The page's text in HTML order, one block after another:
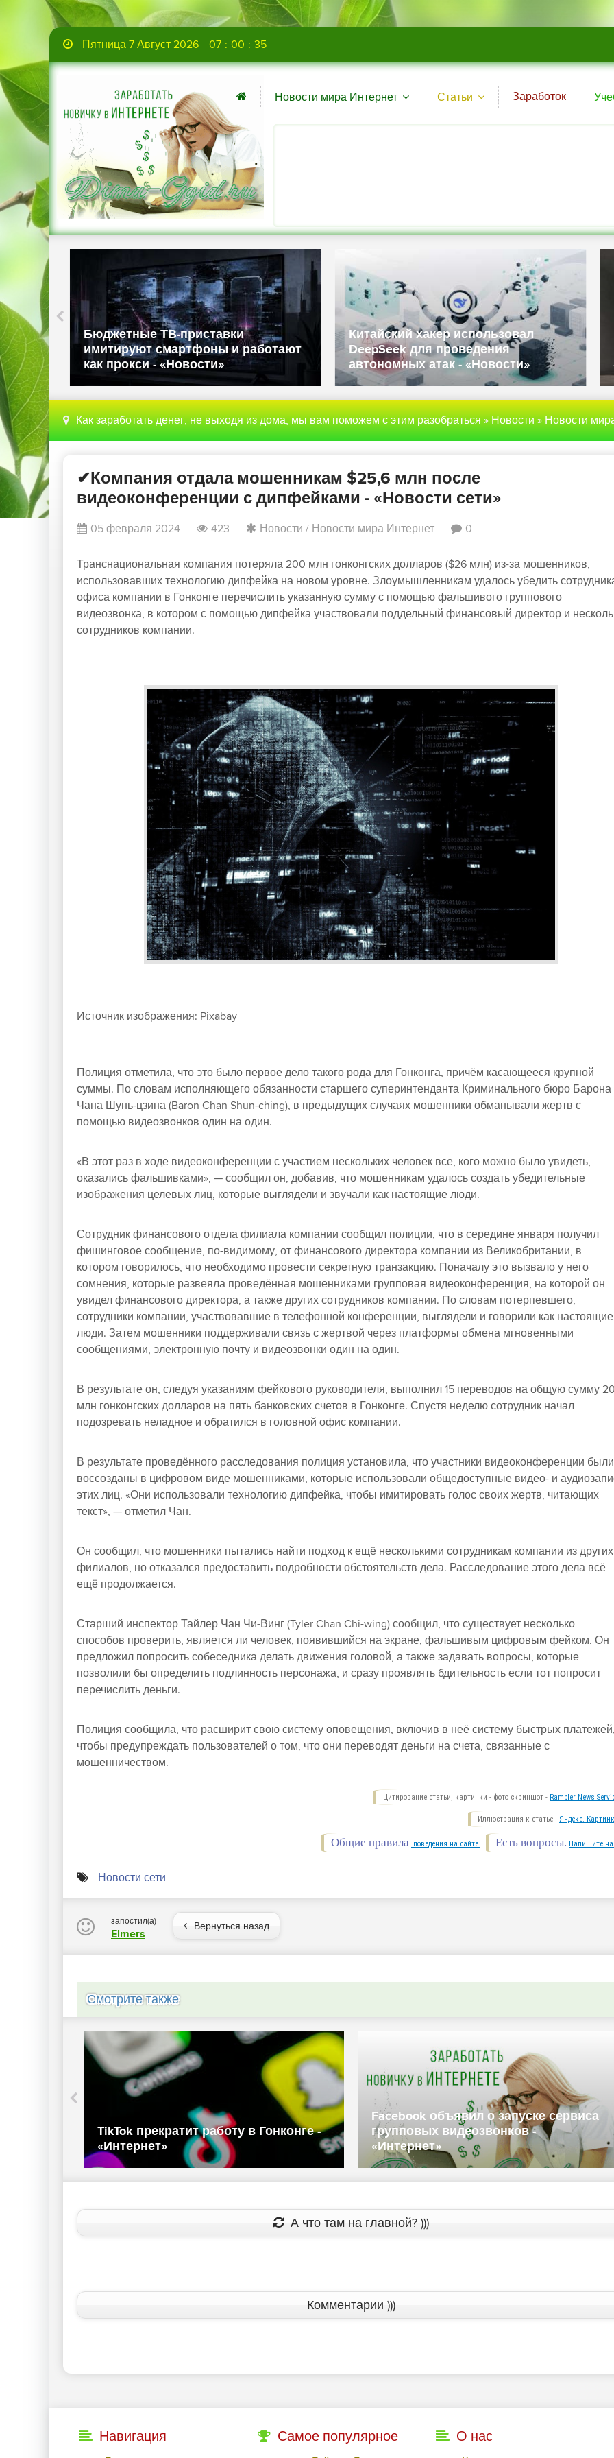
Пятница 7 Август 2026 07 : 00 : 36
Новости мира Интернет Статьи Заработок
Власти США запрещают ввоз
иностранных роботов из-за угрозы
национальной безопасности -
«Новости»
Данные полиции и госслужащих
Великобритании попали в даркнет
«Новости»
Как заработать денег, не выходя из дома, мы вам поможем с этим разобраться»Новости»Новости мира
✔Компания отдала мошенникам $25,6 млн после
видеоконференции с дипфейками - «Новости сети»
05 февраля 2024 423 Новости / Новости мира Интернет 0
Транснациональная компания потеряла 200 млн гонконгских долларов ($26 млн) из-за мошенников,
использовавших технологию дипфейка на новом уровне. Злоумышленникам удалось убедить
офиса компании в Гонконге перечислить указанную сумму с помощью фальшивого группового
видеозвонка, в котором с помощью дипфейка участвовали поддельный финансовый директор и
сотрудников компании.
Источник изображения: Pixabay
Полиция отметила, что это было первое дело такого рода для Гонконга, причём касающееся крупной
суммы. По словам исполняющего обязанности старшего суперинтенданта Криминального бюро Барона
Чана Шунь-цзина (Baron Chan Shun-ching), в предыдущих случаях мошенники обманывали жертв с
помощью видеозвонков один на один.
«В этот раз в ходе видеоконференции с участием нескольких человек все, кого можно было увидеть,
оказались фальшивками», — сообщил он, добавив, что мошенникам удалось создать убедительные
изображения целевых лиц, которые выглядели и звучали как настоящие люди.
Сотрудник финансового отдела филиала компании сообщил полиции, что в середине января получил
фишинговое сообщение, по-видимому, от финансового директора компании из Великобритании, в
котором говорилось, что необходимо провести секретную транзакцию. Поначалу это вызвало у него
сомнения, которые развеяла проведённая мошенниками групповая видеоконференция, на которой он
увидел финансового директора, а также других сотрудников компании. По словам потерпевшего,
сотрудники компании, участвовавшие в телефонной конференции, выглядели и говорили как настоящие
люди. Затем мошенники поддерживали связь с жертвой через платформы обмена мгновенными
сообщениями, электронную почту и видеозвонки один на один.
В результате он, следуя указаниям фейкового руководителя, выполнил 15 переводов на общую сумму
млн гонконгских долларов на пять банковских счетов в Гонконге. Спустя неделю сотрудник начал
подозревать неладное и обратился в головной офис компании.
В результате проведённого расследования полиция установила, что участники видеоконференции были
воссозданы в цифровом виде мошенниками, которые использовали общедоступные видео- и
этих лиц. «Они использовали технологию дипфейка, чтобы имитировать голос своих жертв, читающих
текст», — отметил Чан.
Он сообщил, что мошенники пытались найти подход к ещё несколькими сотрудникам компании из других
филиалов, но отказался предоставить подробности обстоятельств дела. Расследование этого дела всё
ещё продолжается.
Старший инспектор Тайлер Чан Чи-Винг (Tyler Chan Chi-wing) сообщил, что существует несколько
способов проверить, является ли человек, появившийся на экране, фальшивым цифровым фейком. Он
предложил попросить собеседника делать движения головой, а также задавать вопросы, которые
позволили бы определить подлинность персонажа, и сразу проявлять бдительность если тот попросит
перечислить деньги.
Полиция сообщила, что расширит свою систему оповещения, включив в неё систему быстрых платежей,
чтобы предупреждать пользователей о том, что они переводят деньги на счета, связанные с
мошенничеством.
Цитирование статьи, картинки - фото скриншот - Rambler News
Иллюстрация к статье - Яндекс.
Есть вопросы. Напишите
Общие правила поведения на сайте.
Новости сети
запостил(а)
Elmers
Вернуться назад
Смотрите также
видеозвонков -
В Крыму выявили новый вид
интернет-мошенничества -
«Интернет»
Выяснилось
транзакции с
млрд —
правительство
А что там на главной? )))
Комментарии )))
Навигация Самое популярное О нас